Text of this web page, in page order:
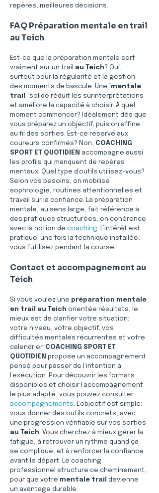
repères, meilleures décisions.
FAQ Préparation mentale en trail
au Teich
Est-ce que la préparation mentale sert
vraiment sur un trail au Teich? Oui,
surtout pour la régularité et la gestion
des moments de bascule. Une “mentale
trail ” solide réduit les surinterprétations
et améliore la capacité à choisir. À quel
moment commencer? Idéalement dès que
vous préparez un objectif, puis on affine
au fil des sorties. Est-ce réservé aux
coureurs confirmés? Non, COACHING
SPORT ET QUOTIDIEN accompagne aussi
les profils qui manquent de repères
mentaux. Quel type d’outils utilisez-vous?
Selon vos besoins, on mobilise
sophrologie, routines attentionnelles et
travail sur la confiance. La préparation
mentale, au sens large, fait référence à
des pratiques structurées, en cohérence
avec la notion de coaching. L’intérêt est
pratique: une fois la technique installée,
vous l’utilisez pendant la course.
Contact et accompagnement au
Teich
Si vous voulez une préparation mentale
en trail au Teich orientée résultats, le
mieux est de clarifier votre situation:
votre niveau, votre objectif, vos
difficultés mentales récurrentes et votre
calendrier. COACHING SPORT ET
QUOTIDIEN propose un accompagnement
pensé pour passer de l’intention à
l’exécution. Pour découvrir les formats
disponibles et choisir l’accompagnement
le plus adapté, vous pouvez consulter
accompagnements. L’objectif est simple:
vous donner des outils concrets, avec
une progression vérifiable sur vos sorties
au Teich. Vous cherchez à mieux gérer la
fatigue, à retrouver un rythme quand ça
se complique, et à renforcer la confiance
avant le départ. Le coaching
professionnel structure ce cheminement,
pour que votre mentale trail
devienne
un avantage durable.